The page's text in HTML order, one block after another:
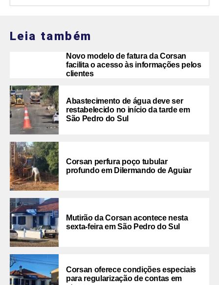
Leia também
Novo modelo de fatura da Corsan
facilita o acesso às informações pelos
clientes
Abastecimento de água deve ser
restabelecido no início da tarde em
São Pedro do Sul
Corsan perfura poço tubular
profundo em Dilermando de Aguiar
Mutirão da Corsan acontece nesta
sexta-feira em São Pedro do Sul
Corsan oferece condições especiais
para regularização de contas em